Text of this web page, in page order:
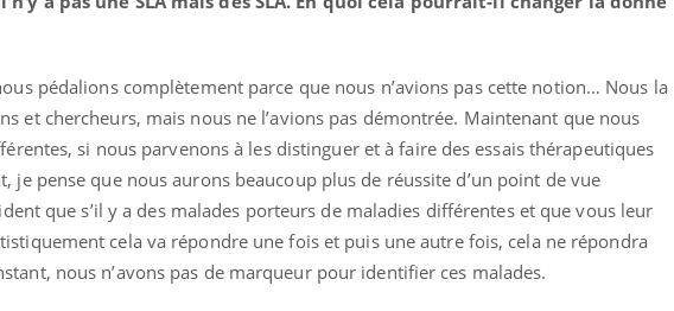
pédalions complètement parce que nous n’avions pas cette notion… Nous la
et chercheurs, mais nous ne l’avions pas démontrée. Maintenant que nous
si nous parvenons à les distinguer et à faire des essais thérapeutiques
je pense que nous aurons beaucoup plus de réussite d’un point de vue
que s’il y a des malades porteurs de maladies différentes et que vous leur
cela va répondre une fois et puis une autre fois, cela ne répondra
nous n’avons pas de marqueur pour identifier ces malades.